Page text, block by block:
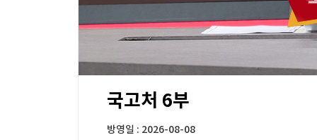
00:11 52:52
국고처 6부
방영일 : 2026-08-08